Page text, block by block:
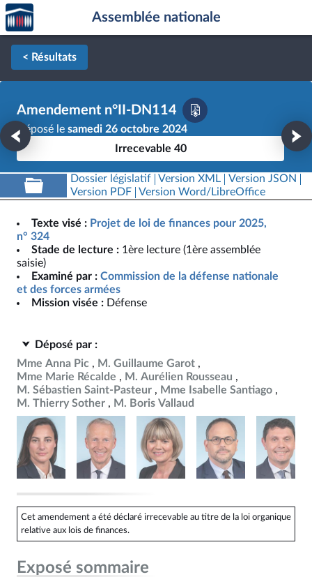
Aller au contenu
Aller en bas de la page
Accèder
à la
page
d'accueil
Assemblée nationale
< Résultats
Amendement n°II-DN114
Déposé le samedi 26 octobre 2024
Irrecevable 40
Dossier législatif Version XML
Version JSON
Version PDF
Version Word/LibreOffice
Texte visé : Projet de loi de finances pour 2025,
n° 324
Stade de lecture : 1ère lecture (1ère assemblée
saisie)
Examiné par : Commission de la défense nationale
et des forces armées
Mission visée : Défense
Déposé par :
Mme Anna Pic
M. Guillaume Garot
Mme Marie Récalde
M. Aurélien Rousseau
M. Sébastien Saint-Pasteur
Mme Isabelle Santiago
M. Thierry Sother
M. Boris Vallaud
Cet amendement a été déclaré irrecevable au titre de la loi organique
relative aux lois de finances.
Exposé sommaire